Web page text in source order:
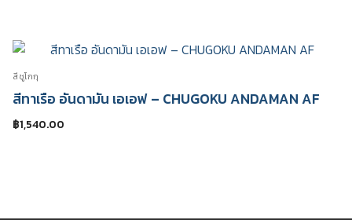
สีชูโกกุ
สีทาเรือ อันดามัน เอเอฟ – CHUGOKU ANDAMAN AF
฿1,540.00